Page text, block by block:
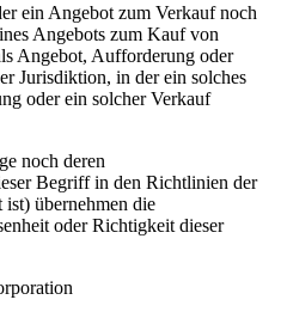
ein Angebot zum Verkauf noch
Angebots zum Kauf von
Angebot, Aufforderung oder
Jurisdiktion, in der ein solches
oder ein solcher Verkauf
noch deren
Begriff in den Richtlinien der
übernehmen die
oder Richtigkeit dieser